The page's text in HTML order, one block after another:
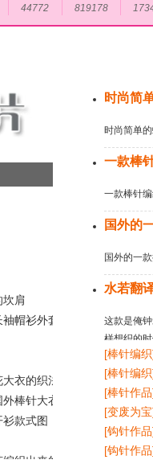
44772
819178
坎肩
帽衫外套花样
衣的织法说明
棒针大衣款式
款式图
织出来的帽子
时尚简
时尚简单
一款棒
一款棒针
国外的
国外的一
水若翻
这款是俺
样想织的
好月底做
哈，有了
[棒针编
九）花边
[棒针编
[棒针作
[变废为
[钩针作
[钩针作